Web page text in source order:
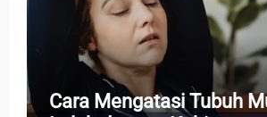
Cara Mengatasi Tubuh